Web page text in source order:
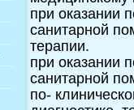
при оказании
санитарной
терапии.
при оказании
санитарной
по-